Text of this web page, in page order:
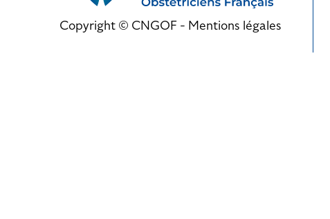
Copyright © CNGOF - Mentions légales